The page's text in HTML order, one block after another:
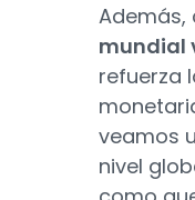
Además,
mundial
refuerza
veamos
nivel